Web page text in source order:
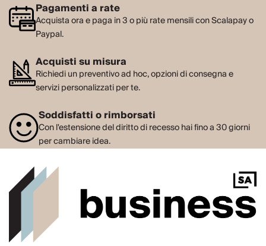
Pagamenti a rate
Acquista ora e paga in 3 o più rate mensili con Scalapay o
Paypal.
Acquisti su misura
Richiedi un preventivo ad hoc, opzioni di consegna e
servizi personalizzati per te.
Soddisfatti o rimborsati
Con l'estensione del diritto di recesso hai fino a 30 giorni
per cambiare idea.